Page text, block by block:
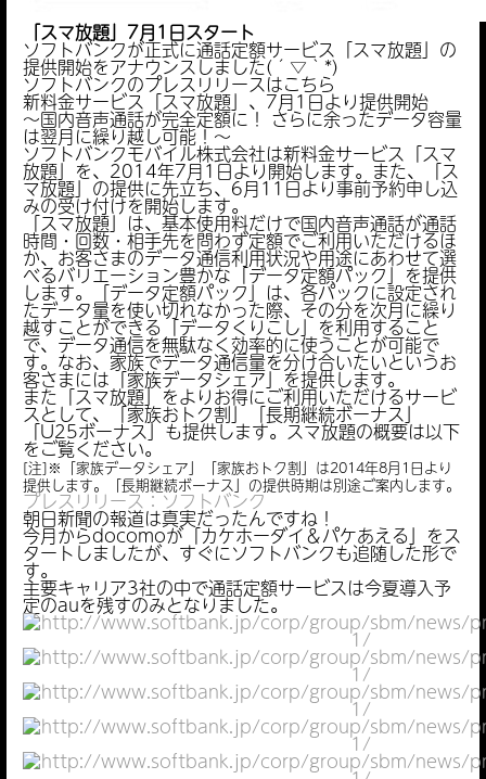
「スマ放題」7月1日スタート
ソフトバンクが正式に通話定額サービス「スマ放題」の
提供開始をアナウンスしました(´▽｀*)
ソフトバンクのプレスリリースはこちら
新料金サービス「スマ放題」、7月1日より提供開始
～国内音声通話が完全定額に！ さらに余ったデータ容量
は翌月に繰り越し可能！～
ソフトバンクモバイル株式会社は新料金サービス「スマ
放題」を、2014年7月1日より開始します。また、「ス
マ放題」の提供に先立ち、6月11日より事前予約申し込
みの受け付けを開始します。
「スマ放題」は、基本使用料だけで国内音声通話が通話
時間・回数・相手先を問わず定額でご利用いただけるほ
か、お客さまのデータ通信利用状況や用途にあわせて選
べるバリエーション豊かな「データ定額パック」を提供
します。「データ定額パック」は、各パックに設定され
たデータ量を使い切れなかった際、その分を次月に繰り
越すことができる「データくりこし」を利用すること
で、データ通信を無駄なく効率的に使うことが可能で
す。なお、家族でデータ通信量を分け合いたいというお
客さまには「家族データシェア」を提供します。
また「スマ放題」をよりお得にご利用いただけるサービ
スとして、「家族おトク割」「長期継続ボーナス」
「U25ボーナス」も提供します。スマ放題の概要は以下
をご覧ください。
[注]※「家族データシェア」「家族おトク割」は2014年8月1日より
提供します。「長期継続ボーナス」の提供時期は別途ご案内します。
プレスリリース：ソフトバンク
朝日新聞の報道は真実だったんですね！
今月からdocomoが「カケホーダイ＆パケあえる」をス
タートしましたが、すぐにソフトバンクも追随した形で
す。
主要キャリア3社の中で通話定額サービスは今夏導入予
定のauを残すのみとなりました。